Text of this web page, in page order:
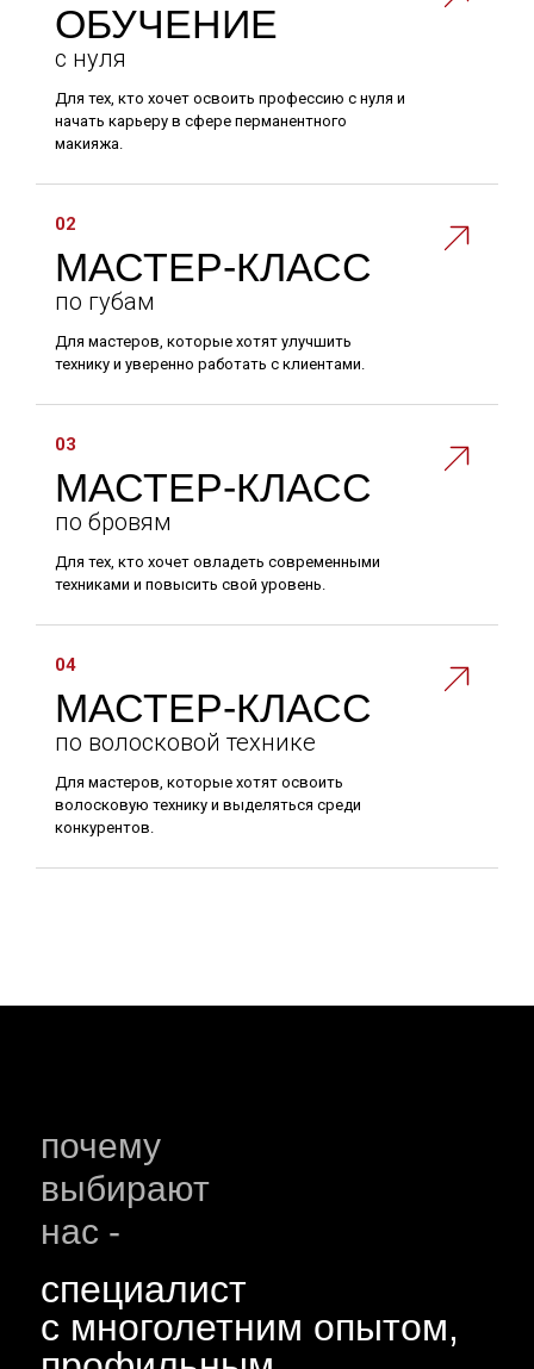
ОБУЧЕНИЕ
с нуля
Для тех, кто хочет освоить профессию с нуля и
начать карьеру в сфере перманентного
макияжа.
02
МАСТЕР-КЛАСС
по губам
Для мастеров, которые хотят улучшить
технику и уверенно работать с клиентами.
03
МАСТЕР-КЛАСС
по бровям
Для тех, кто хочет овладеть современными
техниками и повысить свой уровень.
04
МАСТЕР-КЛАСС
по волосковой технике
Для мастеров, которые хотят освоить
волосковую технику и выделяться среди
конкурентов.
почему
выбирают
нас -
специалист
с многолетним опытом,